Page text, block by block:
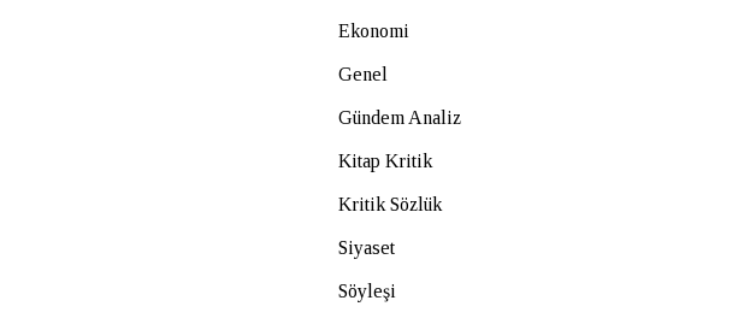
Ekonomi
Genel
Gündem Analiz
Kitap Kritik
Kritik Sözlük
Siyaset
Söyleşi